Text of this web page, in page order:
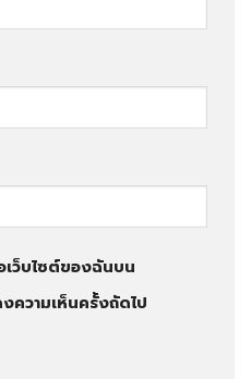
ว็บไซต์ของฉันบน
ความเห็นครั้งถัดไป